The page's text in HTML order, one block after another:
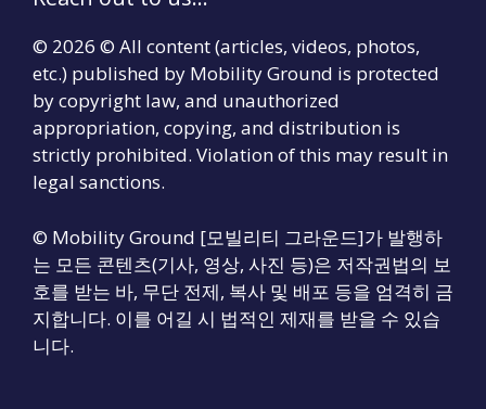
© 2026 © All content (articles, videos, photos,
etc.) published by Mobility Ground is protected
by copyright law, and unauthorized
appropriation, copying, and distribution is
strictly prohibited. Violation of this may result in
legal sanctions.
© Mobility Ground [모빌리티 그라운드]가 발행하
는 모든 콘텐츠(기사, 영상, 사진 등)은 저작권법의 보
호를 받는 바, 무단 전제, 복사 및 배포 등을 엄격히 금
지합니다. 이를 어길 시 법적인 제재를 받을 수 있습
니다.